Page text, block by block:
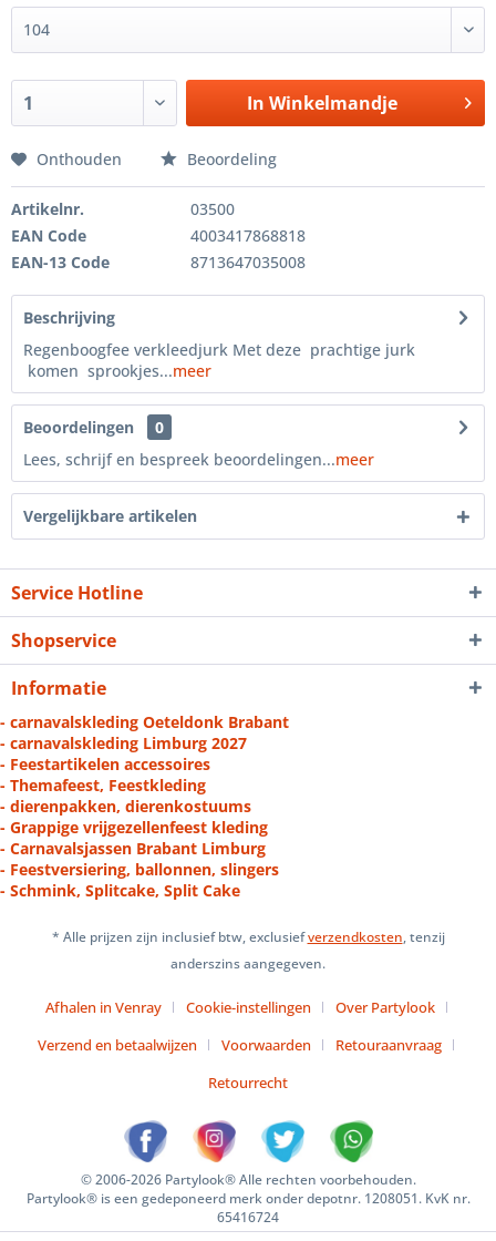
In Winkelmandje
Onthouden Beoordeling
Artikelnr.
03500
EAN Code
4003417868818
EAN-13 Code
8713647035008
Beschrijving
Regenboogfee verkleedjurk Met deze prachtige jurk
komen sprookjes...meer
Beoordelingen
0
Lees, schrijf en bespreek beoordelingen...meer
Vergelijkbare artikelen
Service Hotline
Shopservice
Informatie
- carnavalskleding Oeteldonk Brabant
- carnavalskleding Limburg 2027
- Feestartikelen accessoires
- Themafeest, Feestkleding
- dierenpakken, dierenkostuums
- Grappige vrijgezellenfeest kleding
- Carnavalsjassen Brabant Limburg
- Feestversiering, ballonnen, slingers
- Schmink, Splitcake, Split Cake
* Alle prijzen zijn inclusief btw, exclusiefverzendkosten, tenzij
anderszins aangegeven.
Afhalen in Venray Cookie-instellingen
Over Partylook
Verzend en betaalwijzen
Voorwaarden
Retouraanvraag
Retourrecht
© 2006-2026 Partylook® Alle rechten voorbehouden.
Partylook® is een gedeponeerd merk onder depotnr. 1208051. KvK nr.
65416724